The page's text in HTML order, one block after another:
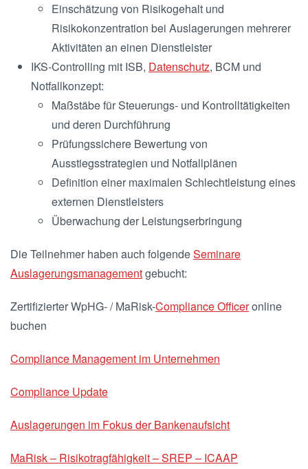
Einschätzung von Risikogehalt und
Risikokonzentration bei Auslagerungen mehrerer
Aktivitäten an einen Dienstleister
IKS-Controlling mit ISB, Datenschutz, BCM und
Notfallkonzept:
Maßstäbe für Steuerungs- und Kontrolltätigkeiten
und deren Durchführung
Prüfungssichere Bewertung von
Ausstiegsstrategien und Notfallplänen
Definition einer maximalen Schlechtleistung eines
externen Dienstleisters
Überwachung der Leistungserbringung
Die Teilnehmer haben auch folgendeSeminare
Auslagerungsmanagementgebucht:
Zertifizierter WpHG- / MaRisk-Compliance Officeronline
buchen
Compliance Management im Unternehmen
Compliance Update
Auslagerungen im Fokus der Bankenaufsicht
MaRisk – Risikotragfähigkeit – SREP – ICAAP